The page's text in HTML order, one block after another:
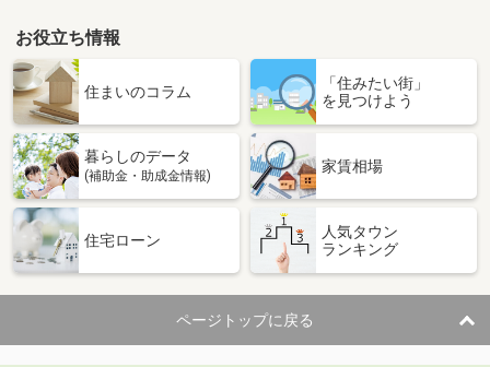
お役立ち情報
住まいのコラム
「住みたい街」
を見つけよう
暮らしのデータ
(補助金・助成金情報)
家賃相場
住宅ローン
人気タウン
ランキング
ページトップに戻る